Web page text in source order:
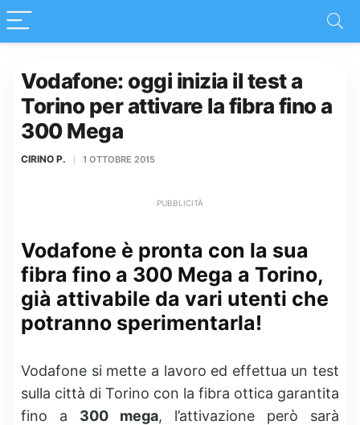
Vodafone: oggi inizia il test a
Torino per attivare la fibra fino a
300 Mega
CIRINO P. 1 OTTOBRE 2015
PUBBLICITÀ
Vodafone è pronta con la sua
fibra fino a 300 Mega a Torino,
già attivabile da vari utenti che
potranno sperimentarla!
Vodafone si mette a lavoro ed effettua un test
sulla città di Torino con la fibra ottica garantita
fino a 300 mega, l’attivazione però sarà